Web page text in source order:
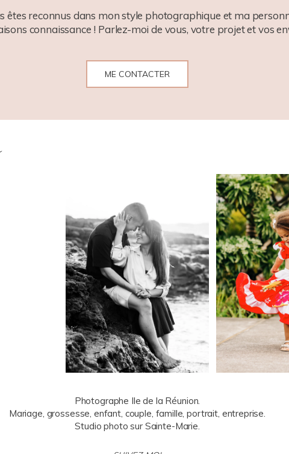
êtes reconnus dans mon style photographique et ma
connaissance ! Parlez-moi de vous, votre projet et vos
ME CONTACTER
Photographe Ile de la Réunion.
Mariage, grossesse, enfant, couple, famille, portrait, entreprise.
Studio photo sur Sainte-Marie.